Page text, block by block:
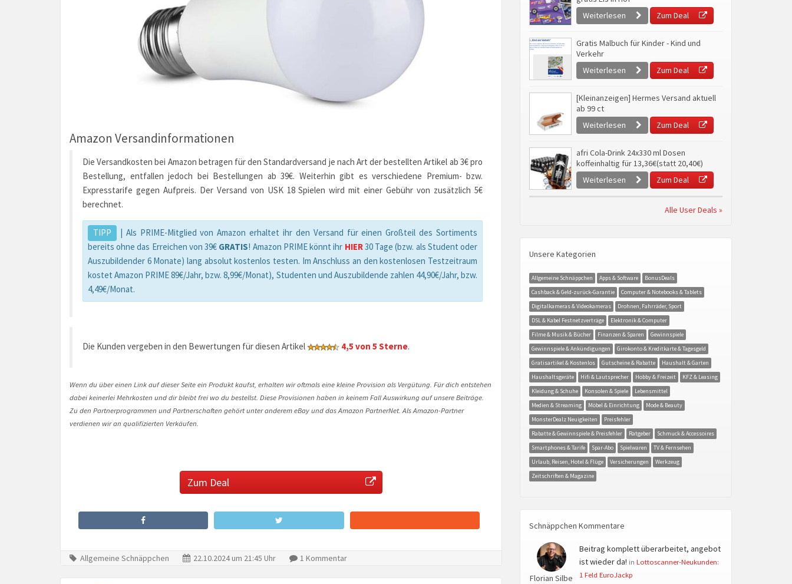
Amazon Versandinformationen
Die Versandkosten bei Amazon betragen für den Standardversand je nach Art der bestellten Artikel ab 3€ pro
Bestellung, entfallen jedoch bei Bestellungen ab 39€. Weiterhin gibt es verschiedene Premium- bzw.
Expresstarife gegen Aufpreis. Der Versand von USK 18 Spielen wird mit einer Gebühr von zusätzlich 5€
berechnet.
TIPP
| Als PRIME-Mitglied von Amazon erhaltet ihr den Versand für einen Großteil des Sortiments
bereits ohne das Erreichen von 39€ GRATIS! Amazon PRIME könnt ihr HIER30 Tage (bzw. als Student oder
Auszubildender 6 Monate) lang absolut kostenlos testen. Im Anschluss an den kostenlosen Testzeitraum
kostet Amazon PRIME 89€/Jahr, bzw. 8,99€/Monat), Studenten und Auszubildende zahlen 44,90€/Jahr, bzw.
4,49€/Monat.
Die Kunden vergeben in den Bewertungen für diesen Artikel 4,5 von 5 Sterne.
Wenn du über einen Link auf dieser Seite ein Produkt kaufst, erhalten wir oftmals eine kleine Provision als Vergütung. Für dich entstehen
dabei keinerlei Mehrkosten und dir bleibt frei wo du bestellst. Diese Provisionen haben in keinem Fall Auswirkung auf unsere Beiträge.
Zu den Partnerprogrammen und Partnerschaften gehört unter anderem eBay und das Amazon PartnerNet. Als Amazon-Partner
verdienen wir an qualifizierten Verkäufen.
Zum Deal
Allgemeine Schnäppchen 22.10.2024 um 21:45 Uhr 1 Kommentar
Weiterlesen
Zum Deal
Gratis Malbuch für Kinder - Kind und
Verkehr
Weiterlesen
Zum Deal
[Kleinanzeigen] Hermes Versand aktuell
ab 99 ct
Weiterlesen
Zum Deal
afri Cola-Drink 24x330 ml Dosen
koffeinhaltig für 13,36€(statt 20,40€)
Weiterlesen
Zum Deal
Alle User Deals »
Unsere Kategorien
Allgemeine Schnäppchen Apps & Software
BonusDeals
Cashback & Geld-zurück-Garantie
Computer & Notebooks & Tablets
Digitalkameras & Videokameras
Drohnen, Fahrräder, Sport
DSL & Kabel Festnetzverträge
Elektronik & Computer
Filme & Musik & Bücher
Finanzen & Sparen
Gewinnspiele
Gewinnspiele & Ankündigungen
Girokonto & Kreditkarte & Tagesgeld
Gratisartikel & Kostenlos
Gutscheine & Rabatte
Haushalt & Garten
Haushaltsgeräte
Hifi & Lautsprecher Hobby & Freizeit
KFZ & Leasing
Kleidung & Schuhe
Konsolen & Spiele
Lebensmittel
Medien & Streaming
Möbel & Einrichtung
Mode & Beauty
MonsterDealz Neuigkeiten
Preisfehler
Rabatte & Gewinnspiele & Preisfehler
Ratgeber
Schmuck & Accessoires
Smartphones & Tarife
Spar-Abo Spielwaren
TV & Fernsehen
Urlaub, Reisen, Hotel & Flüge
Versicherungen
Werkzeug
Zeitschriften & Magazine
Schnäppchen Kommentare
Florian Silbe
Beitrag komplett überarbeitet, angebot
ist wieder da! in Lottoscanner-Neukunden:
1 Feld EuroJackp